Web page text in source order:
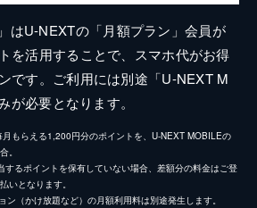
はU-NEXTの「月額プラン」会員が
を活用することで、スマホ代がお得
です。ご利用には別途「U-NEXT M
が必要となります。
もらえる1,200円分のポイントを、U-NEXT MOBILEの
。
するポイントを保有していない場合、差額分の料金はご登
いとなります。
（かけ放題など）の月額利用料は別途発生します。